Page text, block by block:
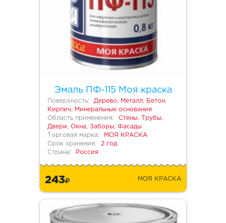
Эмаль ПФ-115 Моя краска
Поверхность:
Дерево, Металл, Бетон,
Кирпич, Минеральные основания
Область применения:
Стены, Трубы,
Двери, Окна, Заборы, Фасады
Торговая марка:
МОЯ КРАСКА
Срок хранения:
2 год
Страна:
Россия
243 МОЯ КРАСКА